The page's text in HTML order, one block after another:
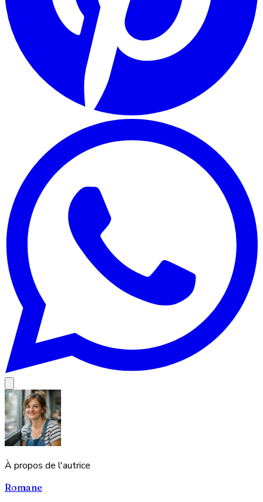
À propos de l'autrice
Romane